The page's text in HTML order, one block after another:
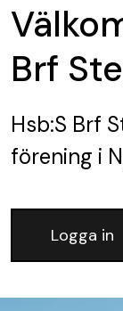
Brf
Hsb:S Brf
förening i
Logga in